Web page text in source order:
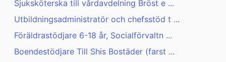
Sjuksköterska till vårdavdelning Bröst e ...
Utbildningsadministratör och chefsstöd t ...
Föräldrastödjare 6-18 år, Socialförvaltn ...
Boendestödjare Till Shis Bostäder (farst ...